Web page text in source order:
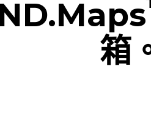
箱